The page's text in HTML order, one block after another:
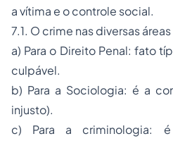
a vítima e o controle social.
7.1. O crime nas diversas áreas
a) Para o Direito Penal: fato
culpável.
b) Para a Sociologia: é a
injusto).
c) Para a criminologia: